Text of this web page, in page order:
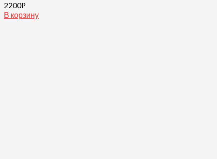
2200Р
В корзину